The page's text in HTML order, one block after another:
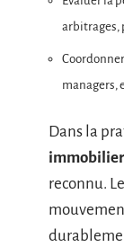
arbitrages,
managers,
Dans la
reconnu. Le